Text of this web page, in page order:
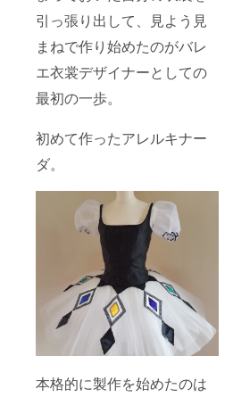
引っ張り出して、見よう見
まねで作り始めたのがバレ
エ衣裳デザイナーとしての
最初の一歩。
初めて作ったアレルキナー
ダ。
本格的に製作を始めたのは